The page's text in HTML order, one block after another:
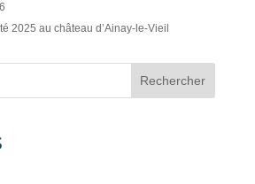
2025 au château d’Ainay-le-Vieil